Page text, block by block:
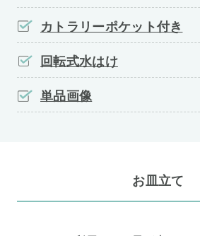
カトラリーポケット付き
回転式水はけ
単品画像
お皿立て